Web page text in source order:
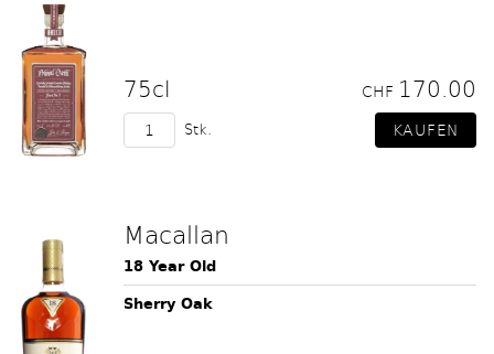
75cl CHF 170.00
Stk.
Macallan
18 Year Old
Sherry Oak